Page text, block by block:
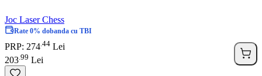
Joc Laser Chess
Rate 0% dobanda cu TBI
PRP: 274 44 Lei
203 99 Lei